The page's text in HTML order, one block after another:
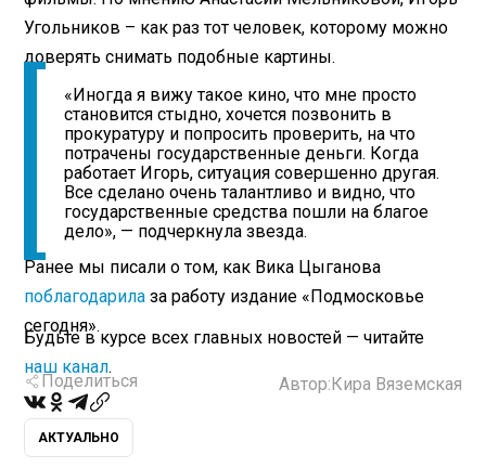
Угольников – как раз тот человек, которому можно
доверять снимать подобные картины.
«Иногда я вижу такое кино, что мне просто
становится стыдно, хочется позвонить в
прокуратуру и попросить проверить, на что
потрачены государственные деньги. Когда
работает Игорь, ситуация совершенно другая.
Все сделано очень талантливо и видно, что
государственные средства пошли на благое
дело», — подчеркнула звезда.
Ранее мы писали о том, как Вика Цыганова
поблагодарила за работу издание «Подмосковье
сегодня».
Будьте в курсе всех главных новостей — читайте
наш канал.
Поделиться Автор: Кира Вяземская
АКТУАЛЬНО